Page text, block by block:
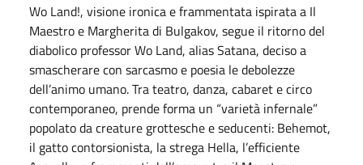
Wo Land!, visione ironica e frammentata ispirata a Il
Maestro e Margherita di Bulgakov, segue il ritorno del
diabolico professor Wo Land, alias Satana, deciso a
smascherare con sarcasmo e poesia le debolezze
dell’animo umano. Tra teatro, danza, cabaret e circo
contemporaneo, prende forma un “varietà infernale”
popolato da creature grottesche e seducenti: Behemot,
il gatto contorsionista, la strega Hella, l’efficiente